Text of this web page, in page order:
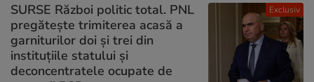
Exclusiv
SURSE Război politic total. PNL
pregătește trimiterea acasă a
garniturilor doi și trei din
instituțiile statului și
deconcentratele ocupate de